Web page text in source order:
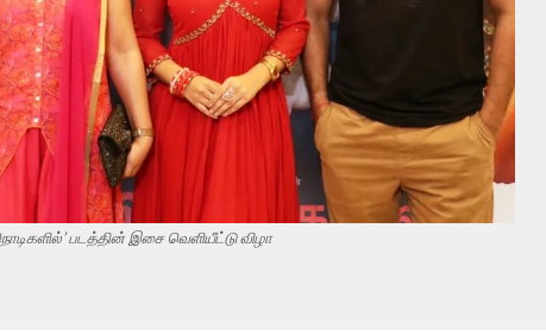
படத்தின் இசை வெளியீட்டு விழா